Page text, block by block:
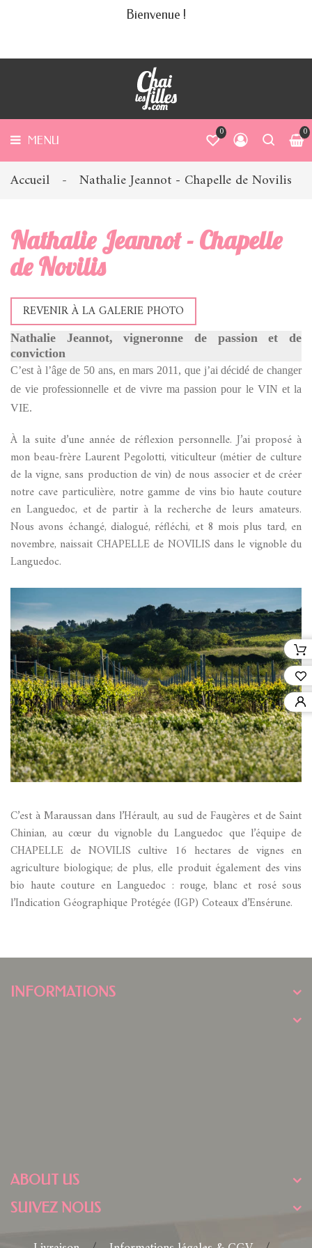
Bienvenue !
MENU
0
0
FILLES
Accueil Nathalie Jeannot - Chapelle de Novilis
Nathalie Jeannot - Chapelle
de Novilis
REVENIR À LA GALERIE PHOTO
Nathalie Jeannot, vigneronne de passion et de
conviction
C’est à l’âge de 50 ans, en mars 2011, que j’ai décidé de changer
de vie professionnelle et de vivre ma passion pour le VIN et la
VIE.
À la suite d’une année de réflexion personnelle. J’ai proposé à
mon beau-frère Laurent Pegolotti, viticulteur (métier de culture
de la vigne, sans production de vin) de nous associer et de créer
notre cave particulière, notre gamme de vins bio haute couture
en Languedoc, et de partir à la recherche de leurs amateurs.
Nous avons échangé, dialogué, réfléchi, et 8 mois plus tard, en
novembre, naissait CHAPELLE de NOVILIS dans le vignoble du
Languedoc.
C’est à Maraussan dans l’Hérault, au sud de Faugères et de Saint
Chinian, au cœur du vignoble du Languedoc que l’équipe de
CHAPELLE de NOVILIS cultive 16 hectares de vignes en
agriculture biologique; de plus, elle produit également des vins
bio haute couture en Languedoc : rouge, blanc et rosé sous
l’Indication Géographique Protégée (IGP) Coteaux d’Ensérune.
INFORMATIONS
ABOUT US
SUIVEZ NOUS